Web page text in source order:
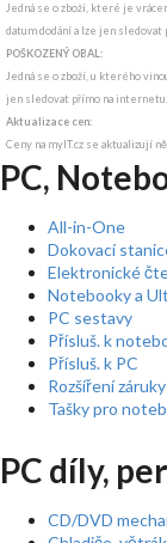
Jedná se o zboží, které je
datum dodání a lze jen sledovat
POŠKOZENÝ OBAL:
Jedná se o zboží, u kterého
jen sledovat přímo na internetu.
Aktualizace cen:
Ceny na myIT.cz se aktualizují
PC,
All-in-One
Dokovací
Elektronické
Notebooky a
PC sestavy
Přísluš. k
Přísluš. k PC
Rozšíření záruky
Tašky pro
PC díly,
CD/DVD